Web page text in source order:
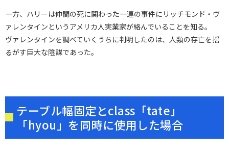
一方、ハリーは仲間の死に関わった一連の事件にリッチモンド・ヴ
ァレンタインというアメリカ人実業家が絡んでいることを知る。
ヴァレンタインを調べていくうちに判明したのは、人類の存亡を揺
るがす巨大な陰謀であった。
テーブル幅固定とclass「tate」
「hyou」を同時に使用した場合